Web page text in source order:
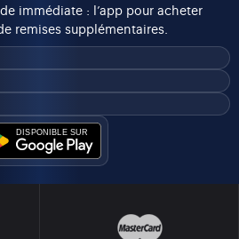
immédiate : l’app pour acheter
remises supplémentaires.